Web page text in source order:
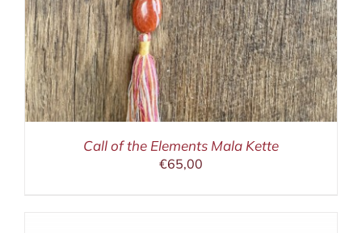
Call of the Elements Mala Kette
€65,00